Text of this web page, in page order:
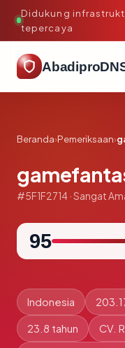
Didukung
tepercaya
Beranda›Pemeriksaan›
#5F1F2714 · Sangat
95
Indonesia
23.8 tahun CV.